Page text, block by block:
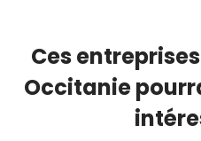
Ces
Occitanie